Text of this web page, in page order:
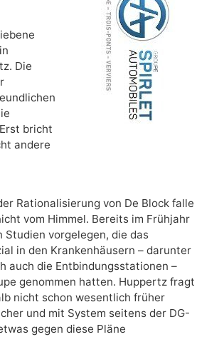
Die
bricht
andere
Rationalisierung von De Block falle
vom Himmel. Bereits im Frühjahr
Studien vorgelegen, die das
in den Krankenhäusern – darunter
auch die Entbindungsstationen –
genommen hatten. Huppertz fragt
nicht schon wesentlich früher
und mit System seitens der DG-
gegen diese Pläne